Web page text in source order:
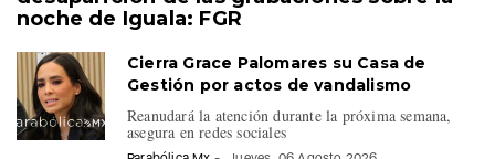
Cierra Grace Palomares su Casa de
Gestión por actos de vandalismo
Reanudará la atención durante la próxima semana,
asegura en redes sociales
Parabólica.Mx - Jueves, 06 Agosto 2026